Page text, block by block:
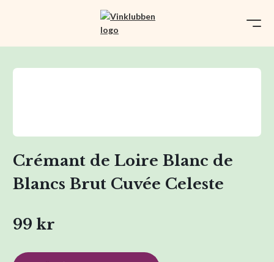
Crémant de Loire Blanc de
Blancs Brut Cuvée Celeste
99 kr